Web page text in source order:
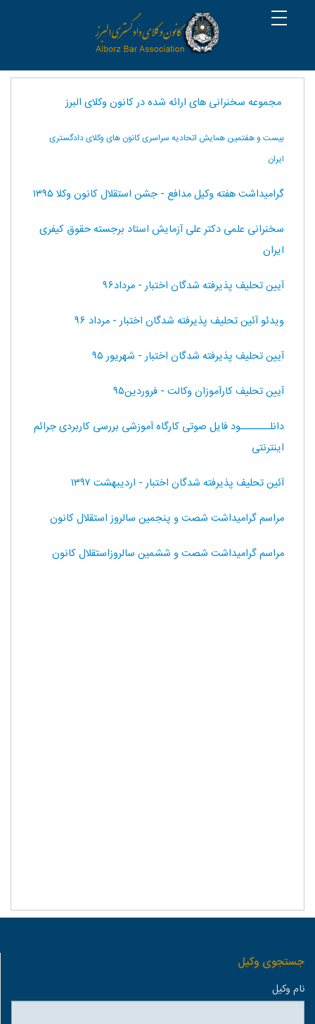
مجموعه سخنرانی های ارائه شده در کانون وکلای البرز
بیست و هفتمین همایش اتحادیه سراسری کانون های وکلای دادگستری
ایران
گرامیداشت هفته وکیل مدافع - جشن استقلال کانون وکلا ۱۳۹۵
سخنرانی علمی دکتر علی آزمایش استاد برجسته حقوق کیفری
ایران
آیین تحلیف پذیرفته شدگان اختبار - مرداد۹۶
ویدئو آئین تحلیف پذیرفته شدگان اختبار - مرداد ۹۶
آیین تحلیف پذیرفته شدگان اختبار - شهریور ۹۵
آیین تحلیف کارآموزان وکالت - فروردین۹۵
دانلـــــــود فایل صوتی کارگاه آموزشی بررسی کاربردی جرائم
اینترنتی
آئین تحلیف پذیرفته شدگان اختبار - اردیبهشت ۱۳۹۷
مراسم گرامیداشت شصت و پنجمین سالروز استقلال کانون
مراسم گرامیداشت شصت و ششمین سالروزاستقلال کانون
جستجوی وكيل
نام وكيل